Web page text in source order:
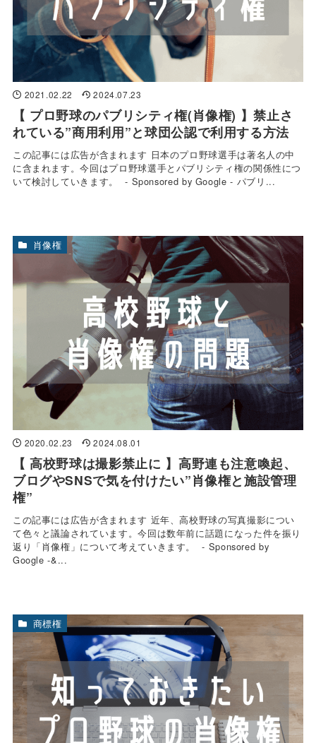
2021.02.22 2024.07.23
【 プロ野球のパブリシティ権(肖像権) 】禁止さ
れている”商用利用”と球団公認で利用する方法
この記事には広告が含まれます 日本のプロ野球選手は著名人の中
に含まれます。今回はプロ野球選手とパブリシティ権の関係性につ
いて検討していきます。 - Sponsored by Google - パブリ...
2020.02.23 2024.08.01
【 高校野球は撮影禁止に 】高野連も注意喚起、
ブログやSNSで気を付けたい”肖像権と施設管理
権”
この記事には広告が含まれます 近年、高校野球の写真撮影につい
て色々と議論されています。今回は数年前に話題になった件を振り
返り「肖像権」について考えていきます。 - Sponsored by
Google -&...
肖像権
商標権